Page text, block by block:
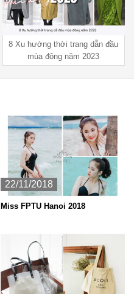
8 Xu hướng thời trang dẫn đầu
mùa đông năm 2023
22/11/2018
Miss FPTU Hanoi 2018